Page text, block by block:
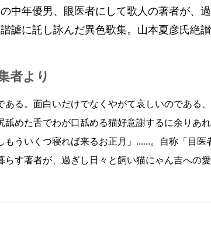
中年優男、眼医者にして歌人の著者が、
謔に託し詠んだ異色歌集。山本夏彦氏絶讃
者より
ある。面白いだけでなくやがて哀しいのである
舐めた舌でわが口舐める猫好意謝するに余りあ
もういくつ寝れば来るお正月」……。自称「目医
らす著者が、過ぎし日々と飼い猫にゃん吉への